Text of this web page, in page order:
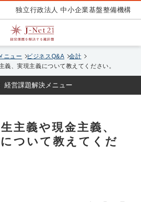
独立行政法人 中小企業基盤整備機構
ニュー ビジネスQ&A
会計
義、実現主義について教えてください。
経営課題解決メニュー
主義や現金主義、
ついて教えてくだ